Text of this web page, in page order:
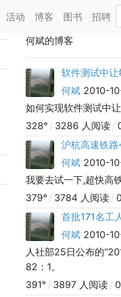
活动 博客 图书 招聘
何斌的博客
软件测试中
何斌 2010-
如何实现软件测试中
328° / 3286 人阅读 /
沪杭高速铁
何斌 2010-
我要去试一下,超快高
379° / 3784 人阅读 /
首批171名工
何斌 2010-
人社部25日公布的
82：1。
391° / 3897 人阅读 /